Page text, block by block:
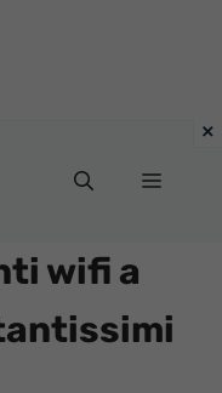
Menu
wifi a